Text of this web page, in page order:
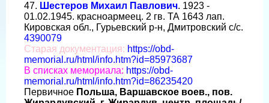
47. Шестеров Михаил Павлович. 1923 -
01.02.1945. красноармеец. 2 гв. ТА 1643 лап.
Кировская обл., Гурьевский р-н, Дмитровский с/с.
4390079
Старая документация: https://obd-
memorial.ru/html/info.htm?id=85973687
В списках мемориала: https://obd-
memorial.ru/html/info.htm?id=86235420
Первичное Польша, Варшавское воев., пов.